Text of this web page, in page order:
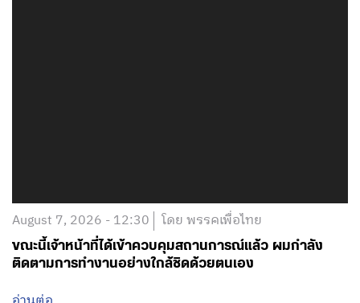
August 7, 2026 - 12:30 โดย พรรคเพื่อไทย
ขณะนี้เจ้าหน้าที่ได้เข้าควบคุมสถานการณ์แล้ว ผมกำลัง
ติดตามการทำงานอย่างใกล้ชิดด้วยตนเอง